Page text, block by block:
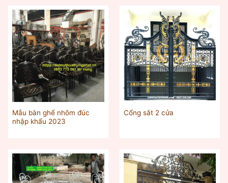
Mẫu bàn ghế nhôm đúc
nhập khẩu 2023
Cổng sắt 2 cửa